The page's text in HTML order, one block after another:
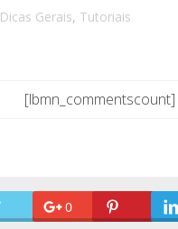
Dicas Gerais, Tutoriais
[lbmn_commentscount]
0